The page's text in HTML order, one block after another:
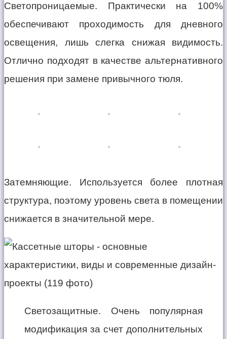
Светопроницаемые. Практически на 100%
обеспечивают проходимость для дневного
освещения, лишь слегка снижая видимость.
Отлично подходят в качестве альтернативного
решения при замене привычного тюля.
Затемняющие. Используется более плотная
структура, поэтому уровень света в помещении
снижается в значительной мере.
Светозащитные. Очень популярная
модификация за счет дополнительных